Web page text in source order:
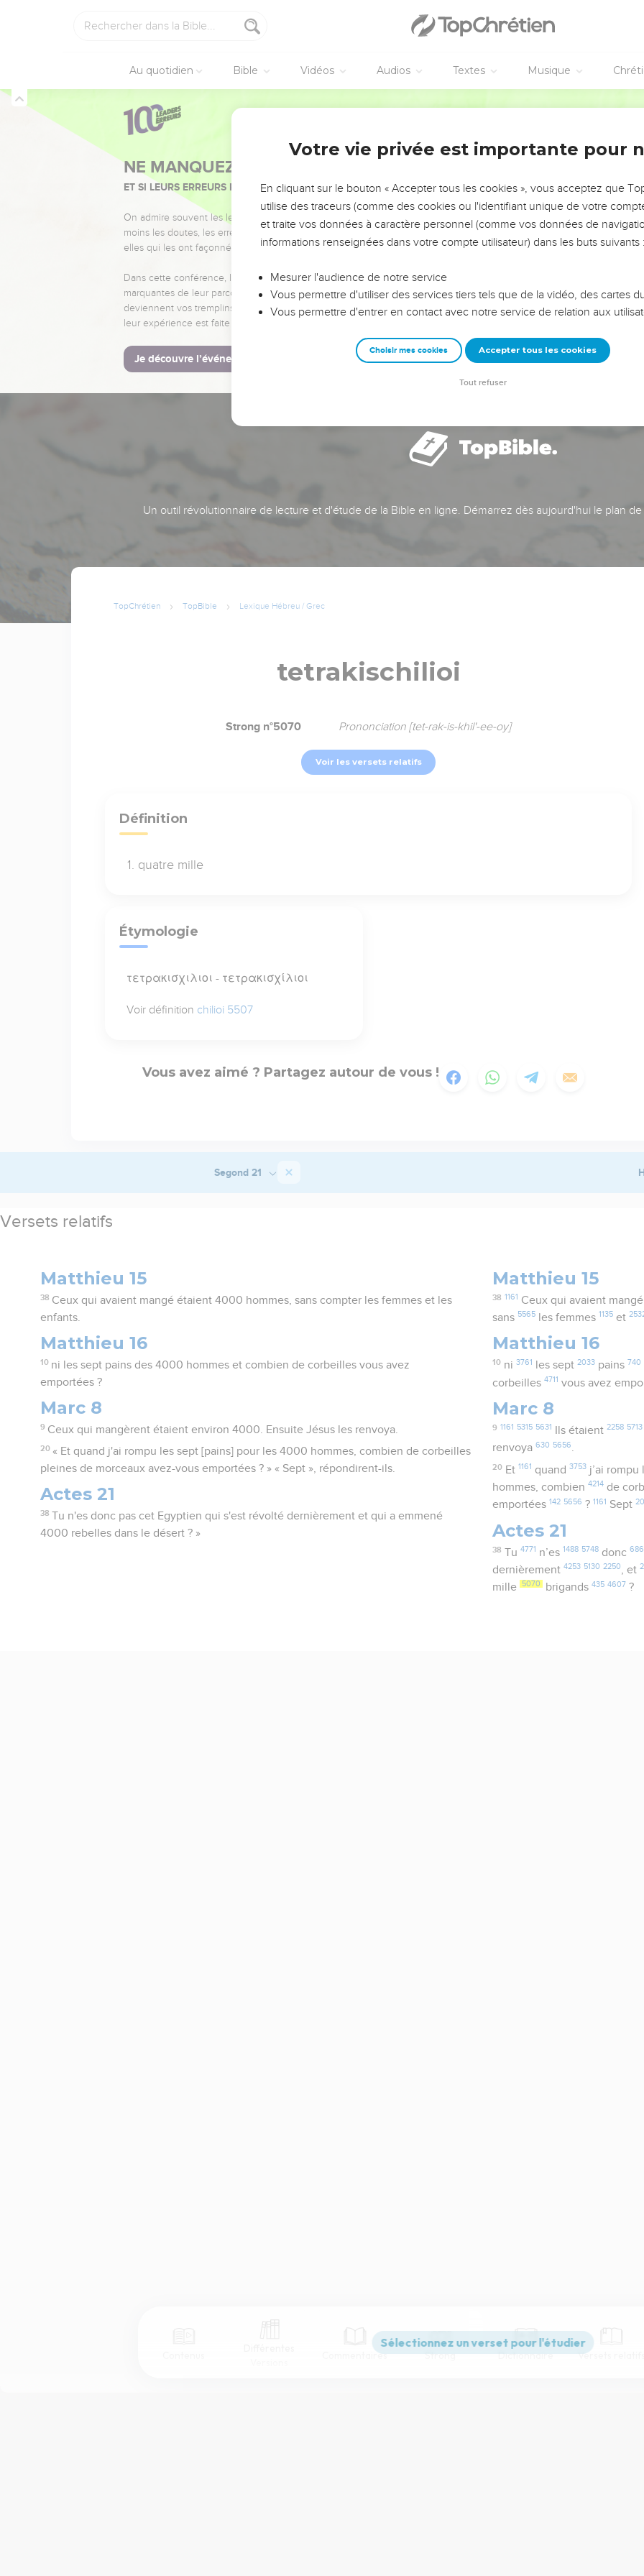
Au quotidien Bible Vidéos Audios Textes Musique
NE MANQUEZ PAS L’ÉVÉNEMENT DE L’ANNÉE !
ET SI LEURS ERREURS POUVAIENT VOUS ÉVITER LES VOTRES ?
On admire souvent les leaders pour leurs réussites, leur impact, leur foi ou leur vision. Mais on voit
moins les doutes, les erreurs et les saisons difficiles qu'ils ont traversés, alors même que ce sont
elles qui les ont façonnés.
Dans cette conférence, leaders, entrepreneurs, et responsables reviennent sur les erreurs
marquantes de leur parcours et les clés pour avancer avec plus de sagesse afin que leurs erreurs
deviennent vos tremplins. Que vous guidiez un ministère, une équipe, un groupe ou une famille,
leur expérience est faite pour vous.
Je découvre l’événement
Un outil révolutionnaire de lecture et d'étude de la Bible en ligne. Démarrez dès aujourd'hui le plan
TopChrétien TopBible Lexique Hébreu / Grec
tetrakischilioi
Strong n°5070 Prononciation [tet-rak-is-khil'-ee-oy]
Voir les versets relatifs
Définition
quatre mille
Étymologie
τετρακισχιλιοι - τετρακισχίλιοι
Voir définition chilioi 5507
Vous avez aimé ? Partagez autour de vous !
Commentaires Strong Dictionnaire Versets relatifs
Segond 21
Versets relatifs
Matthieu 15
38 Ceux qui avaient mangé étaient 4000 hommes, sans compter les femmes et les
enfants.
Matthieu 16
10 ni les sept pains des 4000 hommes et combien de corbeilles vous avez
emportées ?
Marc 8
9 Ceux qui mangèrent étaient environ 4000. Ensuite Jésus les renvoya.
20 « Et quand j'ai rompu les sept [pains] pour les 4000 hommes, combien de corbeilles
pleines de morceaux avez-vous emportées ? » « Sept », répondirent-ils.
Actes 21
38 Tu n'es donc pas cet Egyptien qui s'est révolté dernièrement et qui a emmené
4000 rebelles dans le désert ? »
Matthieu 15
38 1161 Ceux qui avaient mangé
sans 5565 les femmes 1135 et
Matthieu 16
10 ni 3761 les sept 2033pains 740
corbeilles4711 vous avez
Marc 8
9 1161 5315 5631 Ils étaient 2258 5713
renvoya630 5656.
20 Et 1161 quand 3753j’ai rompu
hommes, combien4214 de
emportées 142 5656 ? 1161 Sept
Actes 21
38 Tu 4771 n’es 1488 5748donc 686
dernièrement4253 5130 2250, et
mille 5070 brigands435 4607 ?
Votre vie privée est importante pour
En cliquant sur le bouton « Accepter tous les cookies », vous acceptez que
utilise des traceurs (comme des cookies ou l'identifiant unique de votre
et traite vos données à caractère personnel (comme vos données de
informations renseignées dans votre compte utilisateur) dans les buts suivants :
Mesurer l'audience de notre service
Vous permettre d'utiliser des services tiers tels que de la vidéo, des cartes
Vous permettre d'entrer en contact avec notre service de relation aux
Choisir mes cookies Accepter tous les cookies
Tout refuser